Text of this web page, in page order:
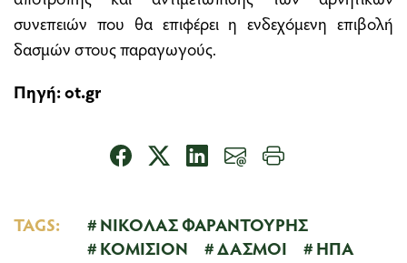
συνεπειών που θα επιφέρει η ενδεχόμενη επιβολή
δασμών στους παραγωγούς.
Πηγή: ot.gr
TAGS:
ΝΙΚΟΛΑΣ ΦΑΡΑΝΤΟΥΡΗΣ
ΚΟΜΙΣΙΟΝ
ΔΑΣΜΟΙ
ΗΠΑ